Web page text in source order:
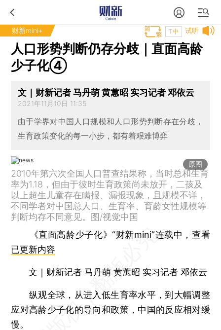
财新mini+ 试听
T中
人口形势判断仍存分歧｜直面高龄
少子化④
文｜财新记者 马丹萌 黄蕙昭 实习记者 邓依云
2021年11月10日 11:35
由于学界对中国人口规模和人口形势判断存在分歧，
生育政策变化的每一小步，都有着艰难博弈
原图
2010年第六次全国人口普查结果称，当时总和生育
率为1.18，但由于彼时生育政策尚未放开，二孩及
以上超生儿童存在瞒报、漏报现象，且规模不详，
不同学者对中国总人口、生育率、育龄女性规模等
判断均存不同意见。图/视觉中国
《直面高龄少子化》“财新mini”连载中，查看
已更新内容
文｜财新记者 马丹萌 黄蕙昭 实习记者 邓依云
纵观全球，从进入低生育率水平，到大幅调整
应对高龄少子化的导向和政策，中国的反应相对缓
慢。